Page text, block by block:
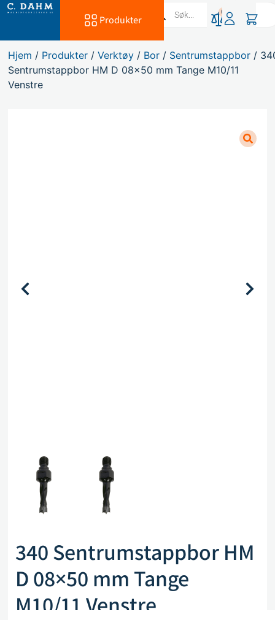
Produkter
0
Hjem / Produkter /Verktøy / Bor / Sentrumstappbor /
Sentrumstappbor HM D 08×50 mm Tange M10/11
Venstre
340 Sentrumstappbor HM
D 08×50 mm Tange
M10/11 Venstre